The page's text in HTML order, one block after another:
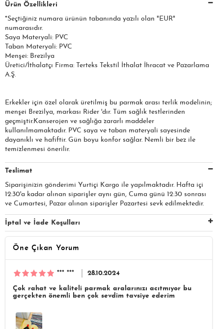
Ürün Özellikleri
*Seçtiğiniz numara ürünün tabanında yazılı olan "EUR"
numarasıdır.
Saya Materyali: PVC
Taban Materyali: PVC
Menşei: Brezilya
Üretici/İthalatçı Firma: Terteks Tekstil İthalat İhracat ve Pazarlama
A.Ş.
Erkekler için özel olarak üretilmiş bu parmak arası terlik modelinin;
menşei Brezilya, markası Rider 'dır. Tüm sağlık testlerinden
geçmiştir.Kanserojen ve sağlığa zararlı maddeler
kullanılmamaktadır. PVC saya ve taban materyali sayesinde
dayanıklı ve hafiftir. Gün boyu konfor sağlar. Nemli bir bez ile
temizlenmesi önerilir.
Teslimat
Siparişinizin gönderimi Yurtiçi Kargo ile yapılmaktadır. Hafta içi
12:30'a kadar alınan siparişler aynı gün, Cuma günü 12:30 sonrası
ve Cumartesi, Pazar alınan siparişler Pazartesi sevk edilmektedir.
İptal ve İade Koşulları
Öne Çıkan Yorum
*** *** 28.10.2024
Çok rahat ve kaliteli parmak aralarınızı acıtmıyor bu
gerçekten önemli ben çok sevdim tavsiye ederim